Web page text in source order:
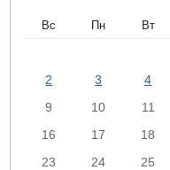
Вс Пн Вт
2
3 4
9
10 11
16
17 18
23
24 25